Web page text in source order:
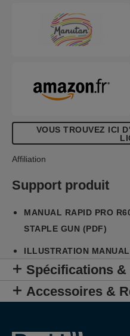
également livrée dans
pratique pour le
comprend un set de
au moment de recharger.
VOUS TROUVEZ ICI
Affiliation
Support produit
MANUAL RAPID PRO
STAPLE GUN (PDF)
ILLUSTRATION
Spécifications
Accessoires &